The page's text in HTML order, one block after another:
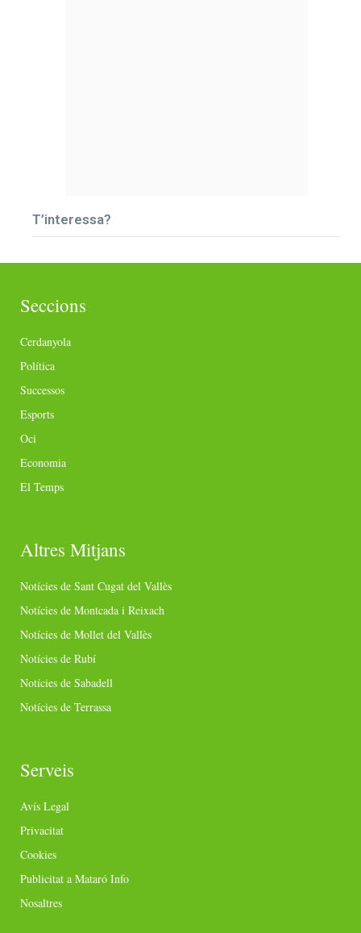
T’interessa?
Seccions
Cerdanyola
Política
Successos
Esports
Oci
Economia
El Temps
Altres Mitjans
Notícies de Sant Cugat del Vallès
Notícies de Montcada i Reixach
Notícies de Mollet del Vallès
Notícies de Rubí
Notícies de Sabadell
Notícies de Terrassa
Serveis
Avís Legal
Privacitat
Cookies
Publicitat a Mataró Info
Nosaltres